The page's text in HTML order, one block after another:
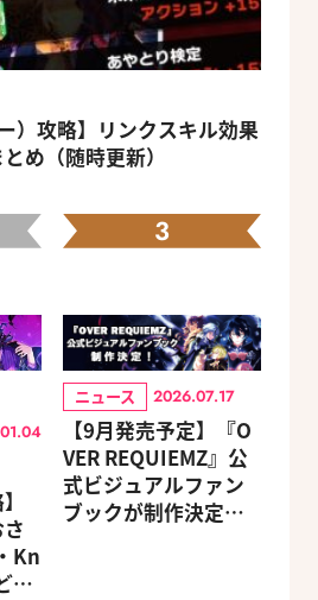
）攻略】リンクスキル効果
め（随時更新）
Kn
、
3
ニュース 2026.07.17
【9月発売予定】『O
VER REQUIEMZ』公
式ビジュアルファン
ブックが制作決定！